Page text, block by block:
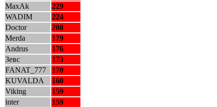
MaxAk
229
WADIM
224
Doctor
208
Merda
179
Andrus
176
Зевс
173
FANAT_777
170
KUVALDA
160
Viking
159
inter
159